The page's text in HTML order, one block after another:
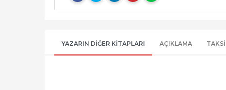
YAZARIN DIĞER KITAPLARI AÇIKLAMA